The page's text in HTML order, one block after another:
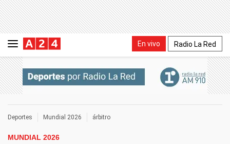
En vivo Radio La Red
Deportes Mundial 2026 árbitro
MUNDIAL 2026